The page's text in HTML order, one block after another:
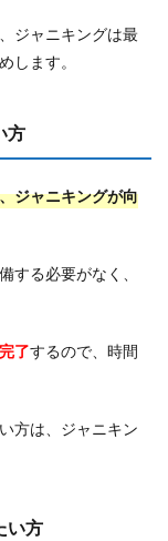
ジャニキングは最
します。
方
ジャニキングが向
する必要がなく、
了するので、時間
方は、ジャニキン
い方